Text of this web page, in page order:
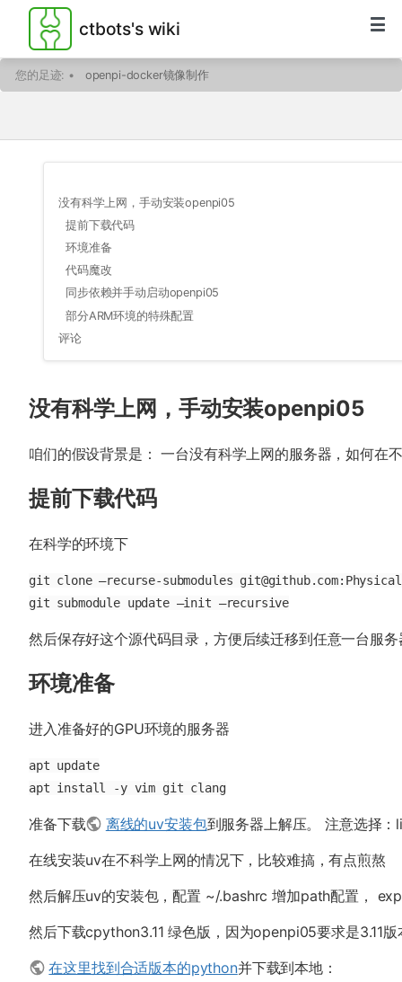
ctbots's wiki
您的足迹: • openpi-docker镜像制作
没有科学上网，手动安装openpi05
提前下载代码
环境准备
代码魔改
同步依赖并手动启动openpi05
部分ARM环境的特殊配置
评论
没有科学上网，手动安装openpi05
咱们的假设背景是： 一台没有科学上网的服务器，如何
提前下载代码
在科学的环境下
git clone –recurse-submodules
git submodule update –init –recursive
然后保存好这个源代码目录，方便后续迁移到任意一台服
环境准备
进入准备好的GPU环境的服务器
apt update
apt install -y vim git clang
准备下载 离线的uv安装包到服务器上解压。 注意选择
在线安装uv在不科学上网的情况下，比较难搞，有点煎熬
然后解压uv的安装包，配置 ~/.bashrc 增加path配置，
然后下载cpython3.11 绿色版，因为openpi05要求是3.11
在这里找到合适版本的python并下载到本地：